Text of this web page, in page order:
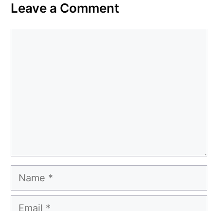
Leave a Comment
Name
Email